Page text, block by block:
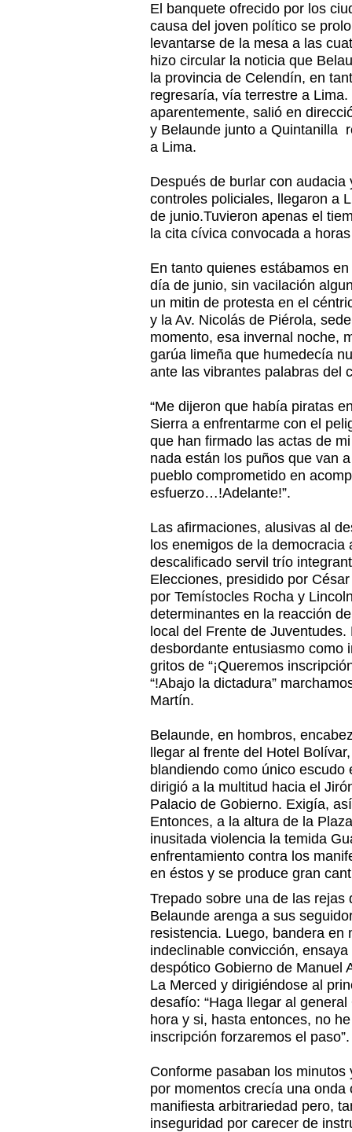
El banquete ofrecido por los
causa del joven político se
levantarse de la mesa a las
hizo circular la noticia que
la provincia de Celendín, en
regresaría, vía terrestre a
aparentemente, salió en
y Belaunde junto a Quintanilla
a Lima.
Después de burlar con
controles policiales, llegaron a
de junio.Tuvieron apenas el
la cita cívica convocada a
En tanto quienes estábamos
día de junio, sin vacilación
un mitin de protesta en el
y la Av. Nicolás de Piérola,
momento, esa invernal noche,
garúa limeña que humedecía
ante las vibrantes palabras del
“Me dijeron que había piratas
Sierra a enfrentarme con el
que han firmado las actas de
nada están los puños que van
pueblo comprometido en
esfuerzo…!Adelante!”.
Las afirmaciones, alusivas al
los enemigos de la
descalificado servil trío
Elecciones, presidido por
por Temístocles Rocha y
determinantes en la reacción
local del Frente de
desbordante entusiasmo como
gritos de “¡Queremos
“!Abajo la dictadura”
Martín.
Belaunde, en hombros,
llegar al frente del Hotel
blandiendo como único escudo
dirigió a la multitud hacia el
Palacio de Gobierno. Exigía,
Entonces, a la altura de la
inusitada violencia la temida
enfrentamiento contra los
en éstos y se produce gran
Trepado sobre una de las rejas
Belaunde arenga a sus
resistencia. Luego, bandera en
indeclinable convicción,
despótico Gobierno de Manuel
La Merced y dirigiéndose al
desafío: “Haga llegar al
hora y si, hasta entonces, no
inscripción forzaremos el paso”.
Conforme pasaban los
por momentos crecía una onda
manifiesta arbitrariedad pero,
inseguridad por carecer de